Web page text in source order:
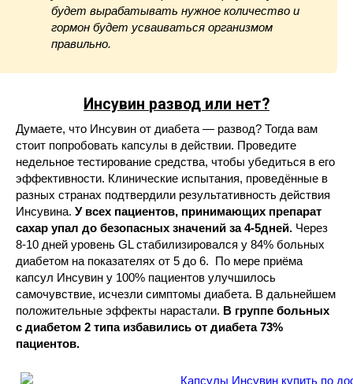
будет вырабатывать нужное количество и
гормон будет усваиваться организмом
правильно.
Инсувин развод или нет?
Думаете, что Инсувин от диабета — развод? Тогда вам
стоит попробовать капсулы в действии. Проведите
недельное тестирование средства, чтобы убедиться в его
эффективности. Клинические испытания, проведённые в
разных странах подтвердили результативность действия
Инсувина. У всех пациентов, принимающих препарат
сахар упал до безопасных значений за 4-5дней. Через
8-10 дней уровень GL стабилизировался у 84% больных
диабетом на показателях от 5 до 6. По мере приёма
капсул Инсувин у 100% пациентов улучшилось
самочувствие, исчезли симптомы диабета. В дальнейшем
положительные эффекты нарастали. В группе больных
с диабетом 2 типа избавились от диабета 73%
пациентов.